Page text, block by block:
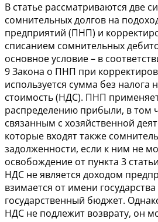
В статье рассматриваются две
сомнительных долгов на
предприятий (ПНП) и
списанием сомнительных
основное условие – в
9Закона о ПНП при
используется сумма без налога
стоимость (НДС). ПНП
распределению прибыли, в том
связанным с хозяйственной
которые входят также
задолженности, если к ним не
освобождение от пункта 3
НДС не является доходом
взимается от имени
государственный бюджет.
НДС не подлежит возврату, он